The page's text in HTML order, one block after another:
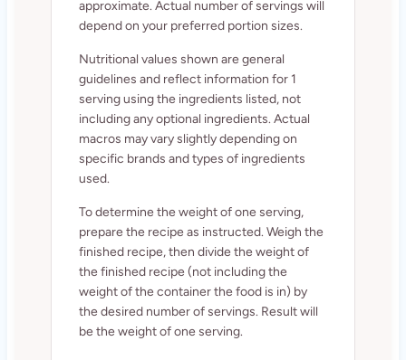
approximate. Actual number of servings will
depend on your preferred portion sizes.
Nutritional values shown are general
guidelines and reflect information for 1
serving using the ingredients listed, not
including any optional ingredients. Actual
macros may vary slightly depending on
specific brands and types of ingredients
used.
To determine the weight of one serving,
prepare the recipe as instructed. Weigh the
finished recipe, then divide the weight of
the finished recipe (not including the
weight of the container the food is in) by
the desired number of servings. Result will
be the weight of one serving.